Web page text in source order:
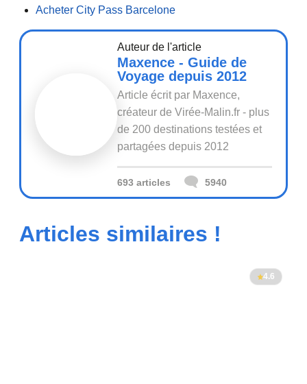
Acheter City Pass Barcelone
Auteur de l'article
Maxence - Guide de
Voyage depuis 2012
Article écrit par Maxence,
créateur de Virée-Malin.fr - plus
de 200 destinations testées et
partagées depuis 2012
693 articles 5940
Articles similaires !
4.6